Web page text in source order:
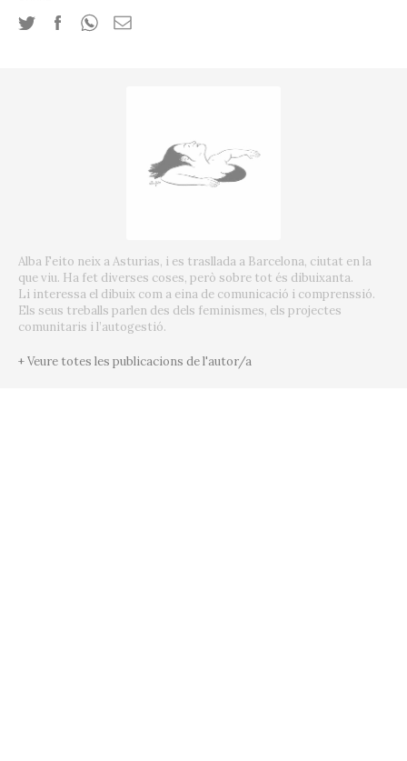
Alba Feito neix a Asturias, i es trasllada a Barcelona, ciutat en la
que viu. Ha fet diverses coses, però sobre tot és dibuixanta.
Li interessa el dibuix com a eina de comunicació i comprenssió.
Els seus treballs parlen des dels feminismes, els projectes
comunitaris i l’autogestió.
+ Veure totes les publicacions de l'autor/a